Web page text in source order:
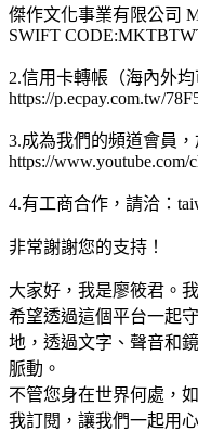
傑作文化事業有限公司
SWIFT
2.信用卡轉帳（海內外均
https://p.ecpay.com.tw/
3.成為我們的頻道會員
https://
4.有工商合作，請洽：
非常謝謝您的支持！
大家好，我是廖筱君。
希望透過這個平台一起
地，透過文字、聲音和
脈動。
不管您身在世界何處，
我訂閱，讓我們一起用